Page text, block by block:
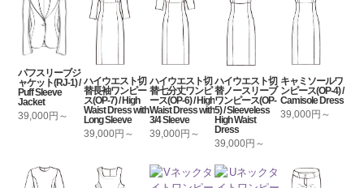
パフスリーブジ
ャケット(RJ-1) /
Puff Sleeve
Jacket
39,000円～
ハイウエスト切
替長袖ワンピー
ス(OP-7) / High
Waist Dress with
Long Sleeve
39,000円～
ハイウエスト切
替七分丈ワンピ
ース(OP-6) / High
Waist Dress with
3/4 Sleeve
39,000円～
ハイウエスト切
替ノースリーブ
ワンピース(OP-
5) / Sleeveless
High Waist
Dress
39,000円～
キャミソールワ
ンピース(OP-4) /
Camisole Dress
39,000円～